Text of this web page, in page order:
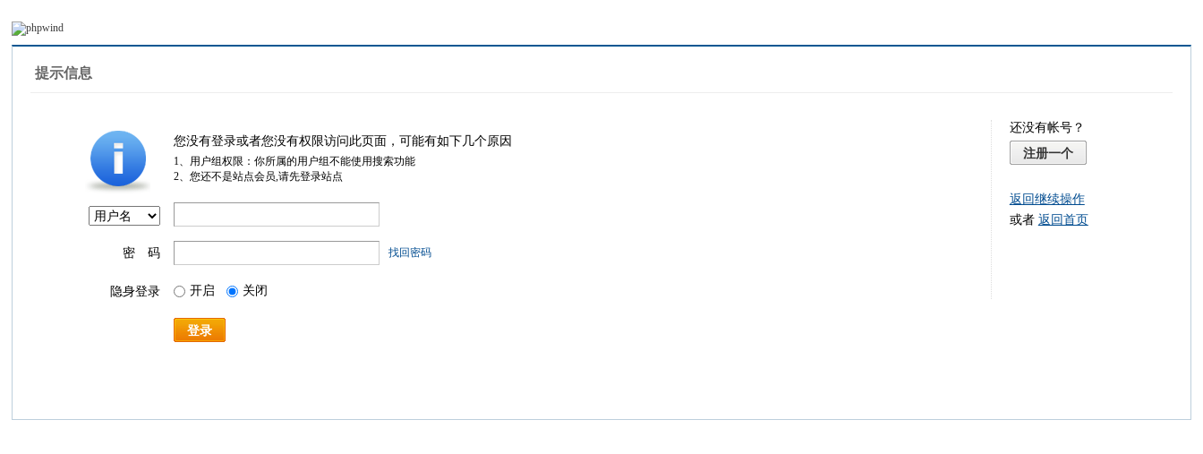
提示信息
您没有登录或者您没有权限访问此页面，可能有如下几个原因
1、用户组权限：你所属的用户组不能使用搜索功能
2、您还不是站点会员,请先登录站点
密 码 找回密码
隐身登录 开启 关闭
登录
还没有帐号？
注册一个
返回继续操作
或者 返回首页